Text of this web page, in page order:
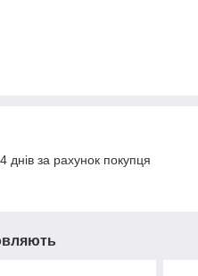
за рахунок покупця